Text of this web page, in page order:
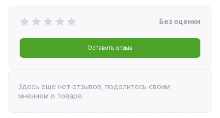
Без оценки
Оставить отзыв
Здесь ещё нет отзывов, поделитесь своим
мнением о товаре.